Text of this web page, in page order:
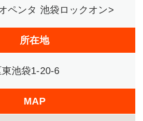
ペンタ 池袋ロックオン>
所在地
池袋1-20-6
MAP